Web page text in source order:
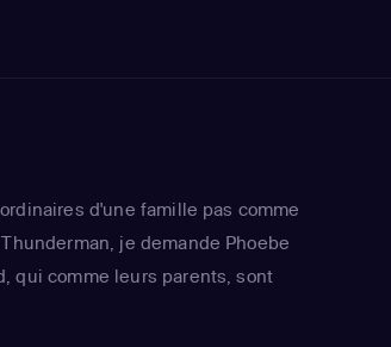
d'une famille pas comme
je demande Phoebe
qui comme leurs parents, sont